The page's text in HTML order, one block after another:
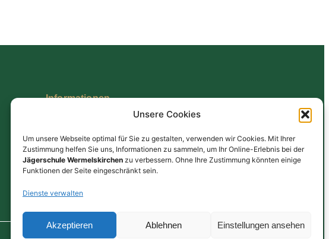
Unsere Cookies
Um unsere Webseite optimal für Sie zu gestalten, verwenden wir Cookies. Mit Ihrer
Zustimmung helfen Sie uns, Informationen zu sammeln, um Ihr Online-Erlebnis bei der
Jägerschule Wermelskirchen zu verbessern. Ohne Ihre Zustimmung könnten einige
Funktionen der Seite eingeschränkt sein.
Dienste verwalten
Akzeptieren Ablehnen Einstellungen ansehen
Informationen
Impressum
AGB